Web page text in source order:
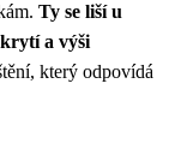
Ty se liší u
a výši
který odpovídá